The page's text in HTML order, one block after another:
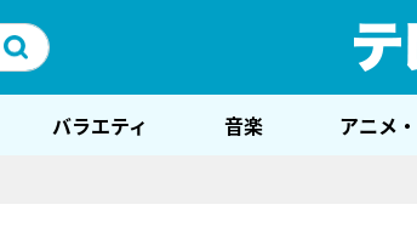
バラエティ 音楽 アニメ